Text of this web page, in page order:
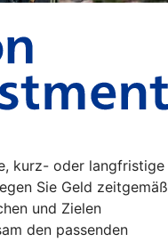
kurz- oder langfristige
Sie Geld zeitgemäß
und Zielen
den passenden